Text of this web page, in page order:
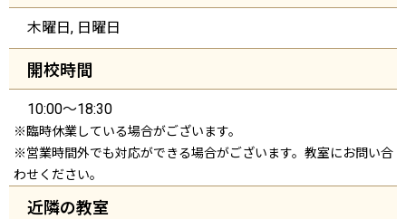
木曜日, 日曜日
開校時間
10:00～18:30
※臨時休業している場合がございます。
※営業時間外でも対応ができる場合がございます。教室にお問い合
わせください。
近隣の教室